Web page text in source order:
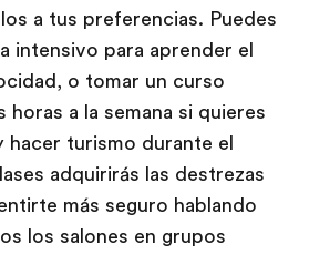
a tus preferencias. Puedes
intensivo para aprender el
o tomar un curso
horas a la semana si quieres
hacer turismo durante el
adquirirás las destrezas
más seguro hablando
los salones en grupos